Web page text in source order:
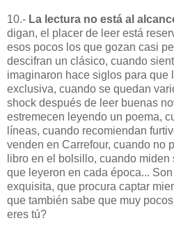
10.- La lectura no está al
digan, el placer de leer está
esos pocos los que gozan casi
descifran un clásico, cuando
imaginaron hace siglos para que
exclusiva, cuando se quedan
shock después de leer buenas
estremecen leyendo un poema,
líneas, cuando recomiendan
venden en Carrefour, cuando no
libro en el bolsillo, cuando
que leyeron en cada época...
exquisita, que procura captar
que también sabe que muy
eres tú?